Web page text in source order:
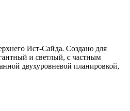
Ист-Сайда. Создано для
и светлый, с частным
двухуровневой планировкой,